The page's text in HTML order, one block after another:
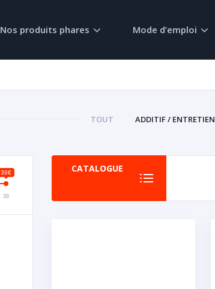
Nos produits phares Mode d’emploi
TOUT ADDITIF / ENTRETIEN
39€
39
CATALOGUE